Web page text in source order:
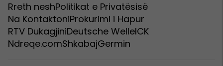
Rreth neshPolitikat e Privatësisë
Na KontaktoniProkurimi i Hapur
RTV DukagjiniDeutsche WelleICK
Ndreqe.comShkabajGermin